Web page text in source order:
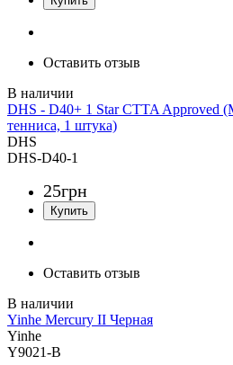
Оставить отзыв
DHS - D40+ 1 Star CTTA Approved
тенниса, 1 штука)
DHS
DHS-D40-1
25грн
Оставить отзыв
Yinhe Mercury II Черная
Yinhe
Y9021-B